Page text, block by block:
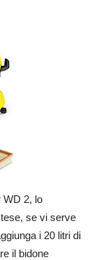
WD 2, lo
se vi serve
i 20 litri di
il bidone